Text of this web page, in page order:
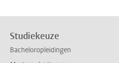
Studiekeuze
Bacheloropleidingen